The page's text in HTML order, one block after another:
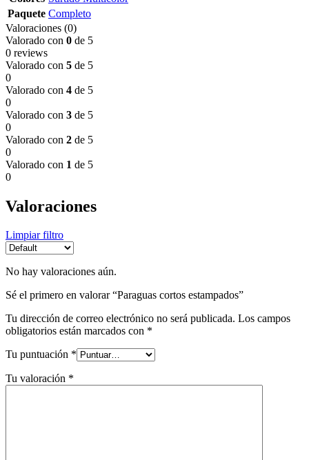
Paquete Completo
Valoraciones (0)
Valorado con 0 de 5
0 reviews
Valorado con 5 de 5
0
Valorado con 4 de 5
0
Valorado con 3 de 5
0
Valorado con 2 de 5
0
Valorado con 1 de 5
0
Valoraciones
Limpiar filtro
No hay valoraciones aún.
Sé el primero en valorar “Paraguas cortos estampados”
Tu dirección de correo electrónico no será publicada. Los campos
obligatorios están marcados con *
Tu puntuación *
Tu valoración *